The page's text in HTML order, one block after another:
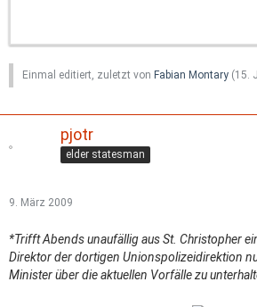
Einmal editiert, zuletzt von Fabian Montary (15.
pjotr
elder statesman
9. März 2009
*Trifft Abends unaufällig aus St. Christopher
Direktor der dortigen Unionspolizeidirektion
Minister über die aktuellen Vorfälle zu